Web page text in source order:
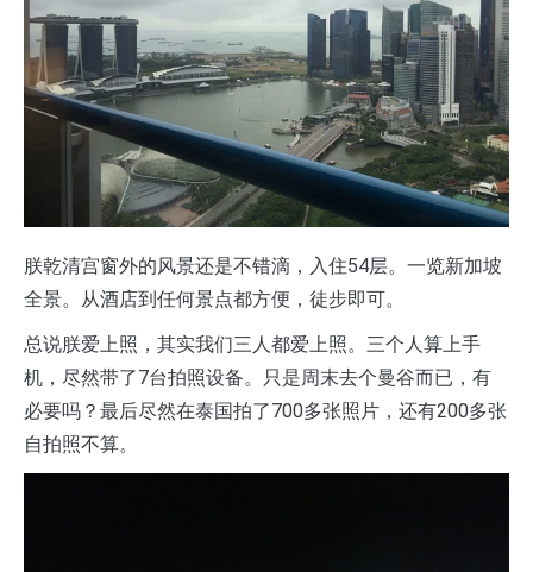
朕乾清宫窗外的风景还是不错滴，入住54层。一览新加坡
全景。从酒店到任何景点都方便，徒步即可。
总说朕爱上照，其实我们三人都爱上照。三个人算上手
机，尽然带了7台拍照设备。只是周末去个曼谷而已，有
必要吗？最后尽然在泰国拍了700多张照片，还有200多张
自拍照不算。